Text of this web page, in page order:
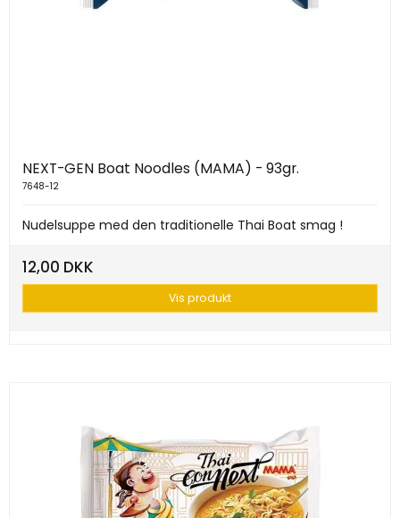
NEXT-GEN Boat Noodles (MAMA) - 93gr.
7648-12
Nudelsuppe med den traditionelle Thai Boat smag !
12,00 DKK
Vis produkt